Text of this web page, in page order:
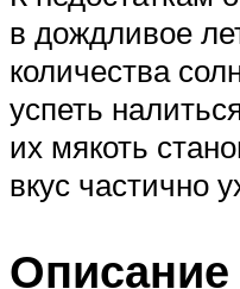
в дождливое
количества
успеть
их мякоть
вкус частично